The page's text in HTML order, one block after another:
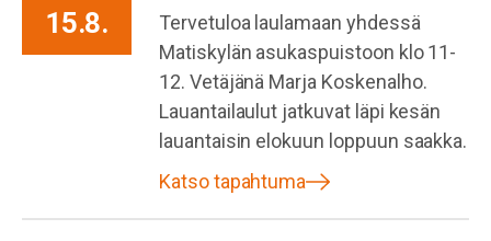
15.8.
Tervetuloa laulamaan yhdessä
Matiskylän asukaspuistoon klo 11-
12. Vetäjänä Marja Koskenalho.
Lauantailaulut jatkuvat läpi kesän
lauantaisin elokuun loppuun saakka.
Katso tapahtuma